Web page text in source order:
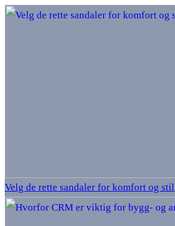
Velg de rette sandaler for komfort og stil